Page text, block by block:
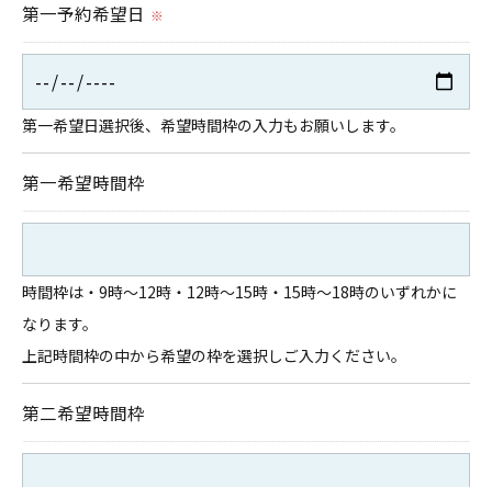
＜個人情報を与えなかった場合に生じる結果＞
必要な情報を頂けない場合は、それに対応した当社
のサービスをご提供できない場合がございますので
予めご了承ください。
＜個人情報の開示･訂正・削除･利用停止の手続につ
いて＞
当社では、お客様の個人情報の開示･訂正･削除・利
用停止の手続を定めさせて頂いております。
ご本人である事を確認のうえ、対応させて頂きま
す。
第一予約希望日 ※
第一希望日選択後、希望時間枠の入力もお願いします。
第一希望時間枠
時間枠は・9時～12時・12時～15時・15時～18時のいずれかに
なります。
上記時間枠の中から希望の枠を選択しご入力ください。
第二希望時間枠